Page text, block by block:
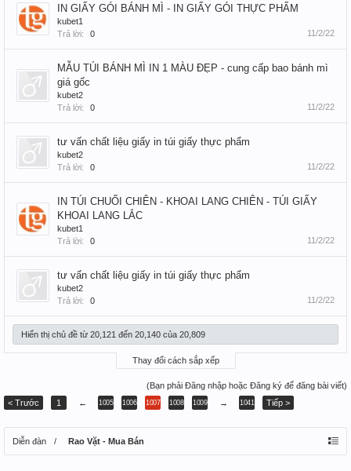
IN GIẤY GÓI BÁNH MÌ - IN GIẤY GÓI THỰC PHẨM
kubet1
Trả lời:
0 11/2/22
MẪU TÚI BÁNH MÌ IN 1 MÀU ĐẸP - cung cấp bao bánh mì
giá gốc
kubet2
Trả lời:
0 11/2/22
tư vấn chất liệu giấy in túi giấy thực phẩm
kubet2
Trả lời:
0 11/2/22
IN TÚI CHUỐI CHIÊN - KHOAI LANG CHIÊN - TÚI GIẤY
KHOAI LANG LẮC
kubet1
Trả lời:
0 11/2/22
tư vấn chất liệu giấy in túi giấy thực phẩm
kubet2
Trả lời:
0 11/2/22
Hiển thị chủ đề từ 20,121 đến 20,140 của 20,809
Thay đổi cách sắp xếp
(Bạn phải Đăng nhập hoặc Đăng ký để đăng bài viết)
< Trước
1 ← 1005 1006 1007 1008 1009 → 1041 Tiếp >
Diễn đàn Rao Vặt - Mua Bán